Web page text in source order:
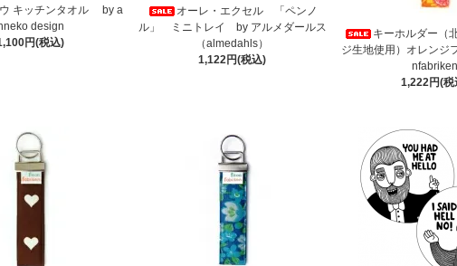
キッチンタオル by a
design
円(税込)
オーレ・エクセル 「ペンノ
ル」 ミニトレイ by アルメダールス
（almedahls）
1,122円(税込)
キーホルダー（
ジ生地使用）オレンジ
nfabriken
1,222円(税